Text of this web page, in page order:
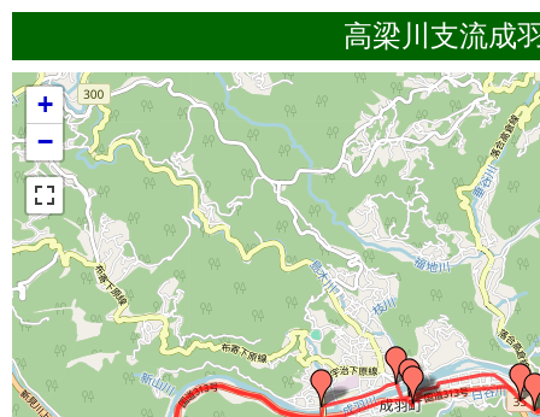
高梁川支流成
+
−